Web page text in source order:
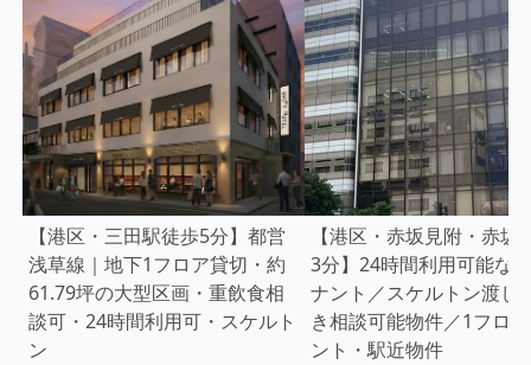
【港区・三田駅徒歩5分】都営
浅草線｜地下1フロア貸切・約
61.79坪の大型区画・重飲食相
談可・24時間利用可・スケルト
ン
【港区・赤坂見附・赤坂
3分】24時間利用可能な
ナント／スケルトン渡し
き相談可能物件／1フロ
ント・駅近物件